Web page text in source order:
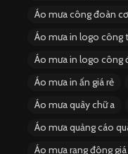
Áo mưa công đoàn
Áo mưa in logo công
Áo mưa in logo công
Áo mưa in ấn giá rẻ
Áo mưa quây chữ a
Áo mưa quảng cáo
Áo mưa rạng đông giá